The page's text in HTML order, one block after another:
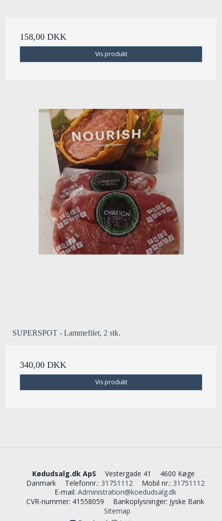
158,00 DKK
Vis produkt
SUPERSPOT - Lammefilet, 2 stk.
340,00 DKK
Vis produkt
Kødudsalg.dk ApS Vestergade 41
4600 Køge
Danmark
Telefonnr.: 31751112 Mobil nr.: 31751112
E-mail: Administration@koedudsalg.dk
CVR-nummer: 41558059 Bankoplysninger: Jyske Bank
Sitemap